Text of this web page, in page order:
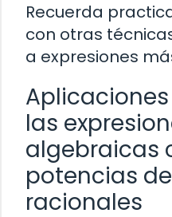
Recuerda
con otras
a expresiones
las
algebraicas
potencias
racionales